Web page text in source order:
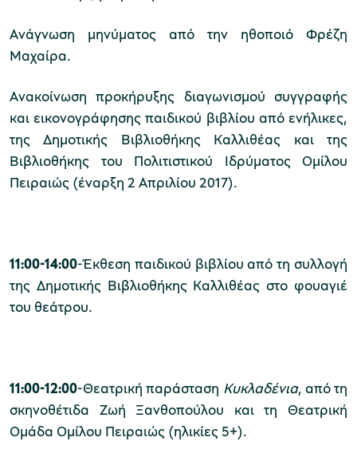
Μουσείο Αργυροτεχνίας
ομάδες
εισιτήρια
εισιτηρίων
Ανάγνωση μηνύματος από την ηθοποιό Φρέζη
Μαχαίρα.
Ανακοίνωση προκήρυξης διαγωνισμού συγγραφής
και εικονογράφησης παιδικού βιβλίου από ενήλικες,
της Δημοτικής Βιβλιοθήκης Καλλιθέας και της
Βιβλιοθήκης του Πολιτιστικού Ιδρύματος Ομίλου
Πειραιώς (έναρξη 2 Απριλίου 2017).
11:00-14:00-Έκθεση παιδικού βιβλίου από τη συλλογή
της Δημοτικής Βιβλιοθήκης Καλλιθέας στο φουαγιέ
του θεάτρου.
11:00-12:00-Θεατρική παράσταση Κυκλαδένια, από τη
σκηνοθέτιδα Ζωή Ξανθοπούλου και τη Θεατρική
Ομάδα Ομίλου Πειραιώς (ηλικίες 5+).